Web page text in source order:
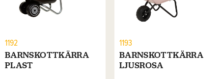
1192
BARNSKOTTKÄRRA
PLAST
1193
BARNSKOTTKÄRRA
LJUSROSA